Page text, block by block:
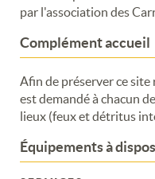
par l'association des
Complément accueil
Afin de préserver ce
est demandé à chacun
lieux (feux et détritus
Équipements à